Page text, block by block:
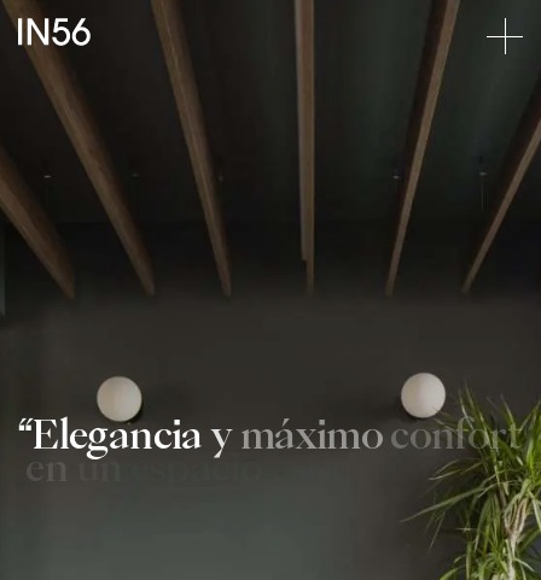
Elegancia y máximo confort
en
un espacio estimulante